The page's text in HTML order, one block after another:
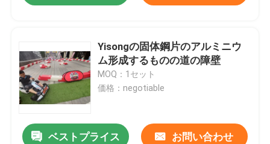
Yisongの固体鋼片のアルミニウ
ム形成するものの道の障壁
MOQ：1セット
価格：negotiable
ベストプライス お問い合わせ